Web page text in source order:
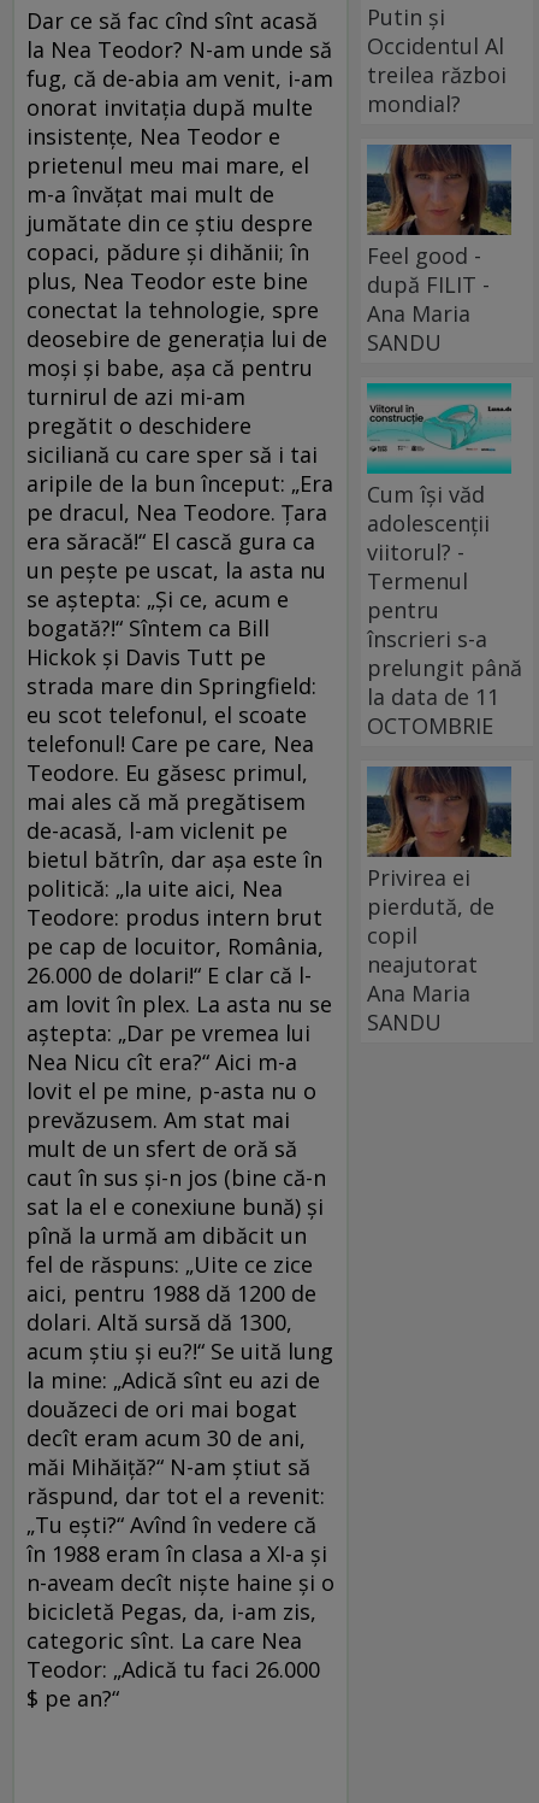
Dar ce să fac cînd sînt acasă
la Nea Teodor? N-am unde să
fug, că de-abia am venit, i-am
onorat invitația după multe
insistențe, Nea Teodor e
prietenul meu mai mare, el
m-a învățat mai mult de
jumătate din ce știu despre
copaci, pădure și dihănii; în
plus, Nea Teodor este bine
conectat la tehnologie, spre
deosebire de generația lui de
moși și babe, așa că pentru
turnirul de azi mi-am
pregătit o deschidere
siciliană cu care sper să i tai
aripile de la bun început: „Era
pe dracul, Nea Teodore. Țara
era săracă!“ El cască gura ca
un pește pe uscat, la asta nu
se aștepta: „Și ce, acum e
bogată?!“ Sîntem ca Bill
Hickok și Davis Tutt pe
strada mare din Springfield:
eu scot telefonul, el scoate
telefonul! Care pe care, Nea
Teodore. Eu găsesc primul,
mai ales că mă pregătisem
de-acasă, l-am viclenit pe
bietul bătrîn, dar așa este în
politică: „Ia uite aici, Nea
Teodore: produs intern brut
pe cap de locuitor, România,
26.000 de dolari!“ E clar că l-
am lovit în plex. La asta nu se
aștepta: „Dar pe vremea lui
Nea Nicu cît era?“ Aici m-a
lovit el pe mine, p-asta nu o
prevăzusem. Am stat mai
mult de un sfert de oră să
caut în sus și-n jos (bine că-n
sat la el e conexiune bună) și
pînă la urmă am dibăcit un
fel de răspuns: „Uite ce zice
aici, pentru 1988 dă 1200 de
dolari. Altă sursă dă 1300,
acum știu și eu?!“ Se uită lung
la mine: „Adică sînt eu azi de
douăzeci de ori mai bogat
decît eram acum 30 de ani,
măi Mihăiță?“ N-am știut să
răspund, dar tot el a revenit:
„Tu ești?“ Avînd în vedere că
în 1988 eram în clasa a XI-a și
n-aveam decît niște haine și o
bicicletă Pegas, da, i-am zis,
categoric sînt. La care Nea
Teodor: „Adică tu faci 26.000
$ pe an?“
Putin și
Occidentul Al
treilea război
mondial?
Feel good -
după FILIT -
Ana Maria
SANDU
Cum își văd
adolescenții
viitorul? -
Termenul
pentru
înscrieri s-a
prelungit până
la data de 11
OCTOMBRIE
Privirea ei
pierdută, de
copil
neajutorat
Ana Maria
SANDU